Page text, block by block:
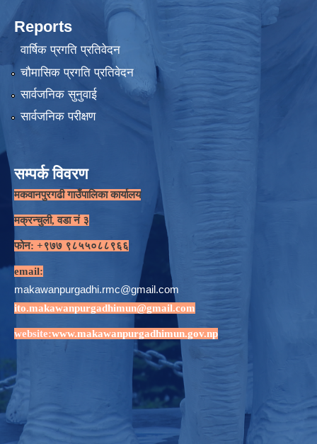
Reports
वार्षिक प्रगति प्रतिवेदन
चौमासिक प्रगति प्रतिवेदन
सार्वजनिक सुनुवाई
सार्वजनिक परीक्षण
सम्पर्क विवरण
मकवानपुरगढी गाउँपालिका कार्यालय
मक्रन्चुली, वडा नं ३
फोन: +९७७ ९८५५०८८९६६
email:
makawanpurgadhi.rmc@gmail.com
ito.makawanpurgadhimun@gmail.com
website:www.makawanpurgadhimun.gov.np